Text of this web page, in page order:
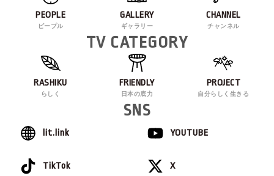
PEOPLE
ピープル
GALLERY
ギャラリー
CHANNEL
チャンネル
TV CATEGORY
RASHIKU
らしく
FRIENDLY
日本の底力
PROJECT
自分らしく生きる
SNS
lit.link YOUTUBE
TikTok X